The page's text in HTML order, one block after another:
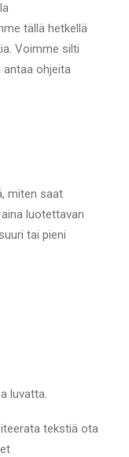
tällä hetkellä
Voimme silti
ohjeita
miten saat
luotettavan
tai pieni
luvatta.
tekstiä ota